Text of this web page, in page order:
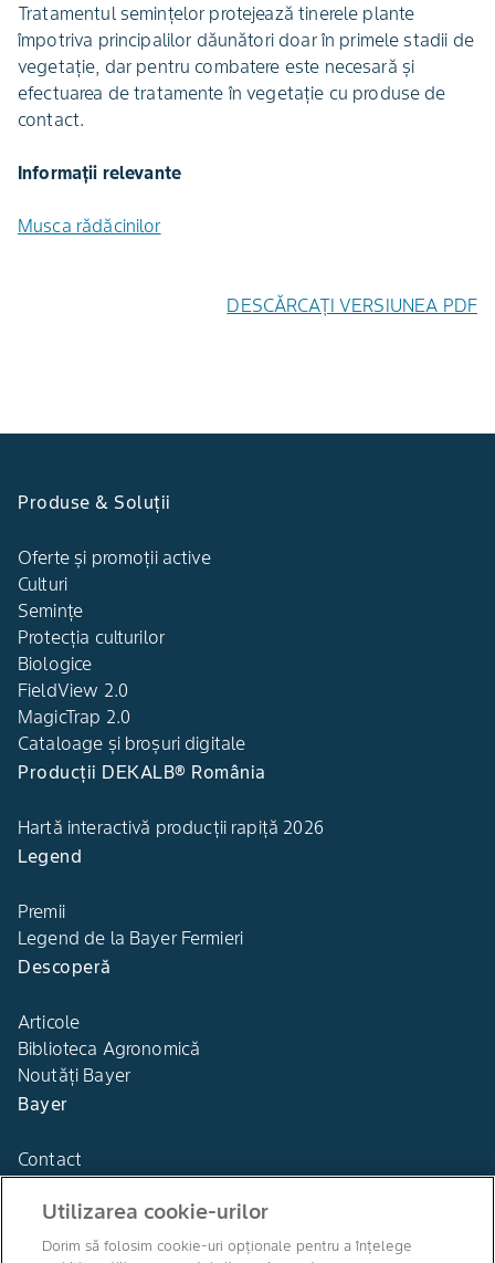
Tratamentul seminţelor protejează tinerele plante
împotriva principalilor dăunători doar în primele stadii de
vegetaţie, dar pentru combatere este necesară şi
efectuarea de tratamente în vegetaţie cu produse de
contact.
Informații relevante
Musca rădăcinilor
DESCĂRCAȚI VERSIUNEA PDF
Produse & Soluții
Oferte și promoții active
Culturi
Semințe
Protecția culturilor
Biologice
FieldView 2.0
MagicTrap 2.0
Cataloage și broșuri digitale
Producții DEKALB® România
Hartă interactivă producții rapiță 2026
Legend
Premii
Legend de la Bayer Fermieri
Descoperă
Articole
Biblioteca Agronomică
Noutăți Bayer
Bayer
Contact
Utilizarea cookie-urilor
Dorim să folosim cookie-uri opționale pentru a înțelege